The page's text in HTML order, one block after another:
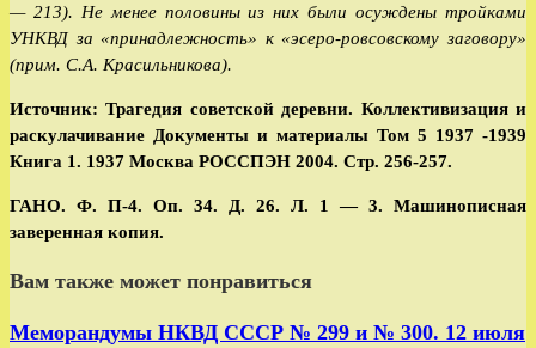
— 213). Не менее половины из них были осуждены тройками
УНКВД за «принадлежность» к «эсеро-ровсовскому заговору»
(прим. С.А. Красильникова).
Источник: Трагедия советской деревни. Коллективизация и
раскулачивание Документы и материалы Том 5 1937 -1939
Книга 1. 1937 Москва РОССПЭН 2004. Стр. 256-257.
ГАНО. Ф. П-4. Оп. 34. Д. 26. Л. 1 — 3. Машинописная
заверенная копия.
Вам также может понравиться
Меморандумы НКВД СССР № 299 и № 300. 12 июля